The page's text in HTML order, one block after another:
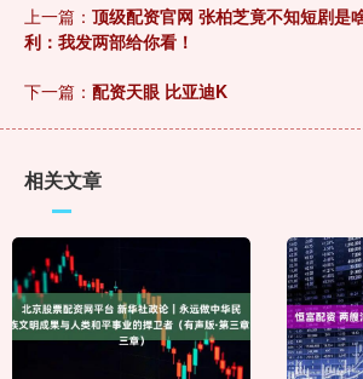
上一篇： 顶级配资官网 张柏芝竟不知短剧是
利：我发两部给你看！
下一篇： 配资天眼 比亚迪K
相关文章